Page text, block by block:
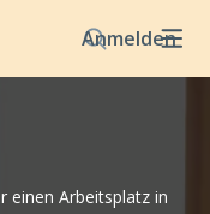
Anmelden
einen Arbeitsplatz in